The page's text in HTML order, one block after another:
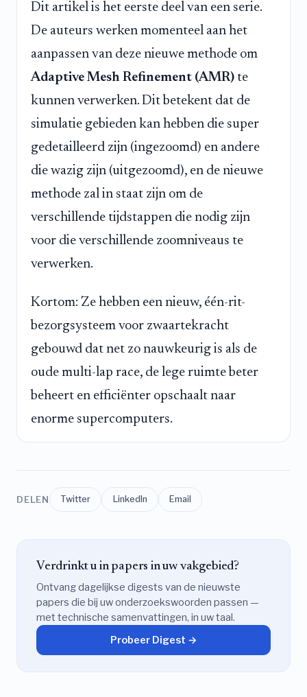
Dit artikel is het eerste deel van een serie.
De auteurs werken momenteel aan het
aanpassen van deze nieuwe methode om
Adaptive Mesh Refinement (AMR) te
kunnen verwerken. Dit betekent dat de
simulatie gebieden kan hebben die super
gedetailleerd zijn (ingezoomd) en andere
die wazig zijn (uitgezoomd), en de nieuwe
methode zal in staat zijn om de
verschillende tijdstappen die nodig zijn
voor die verschillende zoomniveaus te
verwerken.
Kortom: Ze hebben een nieuw, één-rit-
bezorgsysteem voor zwaartekracht
gebouwd dat net zo nauwkeurig is als de
oude multi-lap race, de lege ruimte beter
beheert en efficiënter opschaalt naar
enorme supercomputers.
DELEN Twitter LinkedIn Email
Verdrinkt u in papers in uw vakgebied?
Ontvang dagelijkse digests van de nieuwste
papers die bij uw onderzoekswoorden passen —
met technische samenvattingen, in uw taal.
Probeer Digest →